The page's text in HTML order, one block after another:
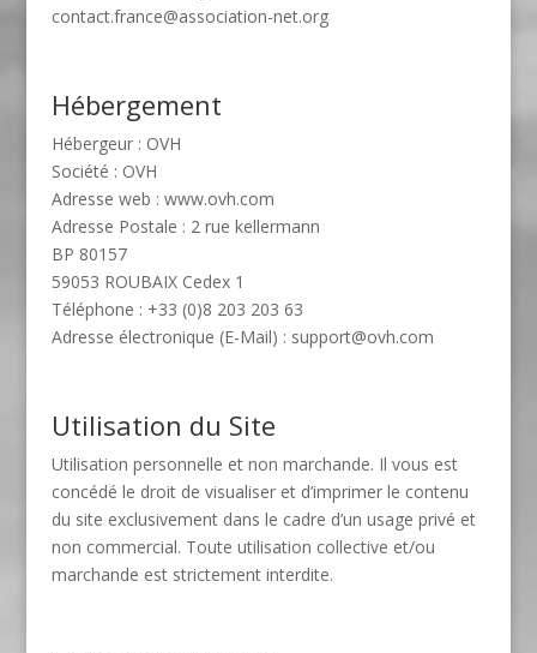
contact.france@association-net.org
Hébergement
Hébergeur : OVH
Société : OVH
Adresse web : www.ovh.com
Adresse Postale : 2 rue kellermann
BP 80157
59053 ROUBAIX Cedex 1
Téléphone : +33 (0)8 203 203 63
Adresse électronique (E-Mail) : support@ovh.com
Utilisation du Site
Utilisation personnelle et non marchande. Il vous est
concédé le droit de visualiser et d’imprimer le contenu
du site exclusivement dans le cadre d’un usage privé et
non commercial. Toute utilisation collective et/ou
marchande est strictement interdite.